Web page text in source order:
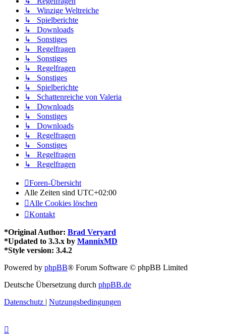
↳ Winzige Weltreiche
↳ Spielberichte
↳ Downloads
↳ Sonstiges
↳ Regelfragen
↳ Sonstiges
↳ Regelfragen
↳ Sonstiges
↳ Spielberichte
↳ Schattenreiche von Valeria
↳ Downloads
↳ Sonstiges
↳ Downloads
↳ Regelfragen
↳ Sonstiges
↳ Regelfragen
↳ Regelfragen
Foren-Übersicht
Alle Zeiten sind UTC+02:00
Alle Cookies löschen
Kontakt
*Original Author: Brad Veryard
*Updated to 3.3.x by MannixMD
*Style version: 3.4.2
Powered by phpBB® Forum Software © phpBB Limited
Deutsche Übersetzung durch phpBB.de
Datenschutz | Nutzungsbedingungen